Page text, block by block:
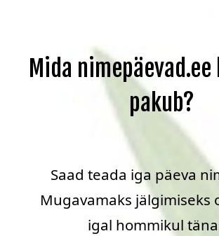
Mida
pakub?
Saad teada iga päeva
Mugavamaks jälgimiseks
igal hommikul